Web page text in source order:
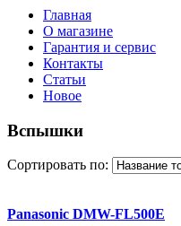
Главная
О магазине
Гарантия и сервис
Контакты
Статьи
Новое
Вспышки
Сортировать по:
Panasonic DMW-FL500E